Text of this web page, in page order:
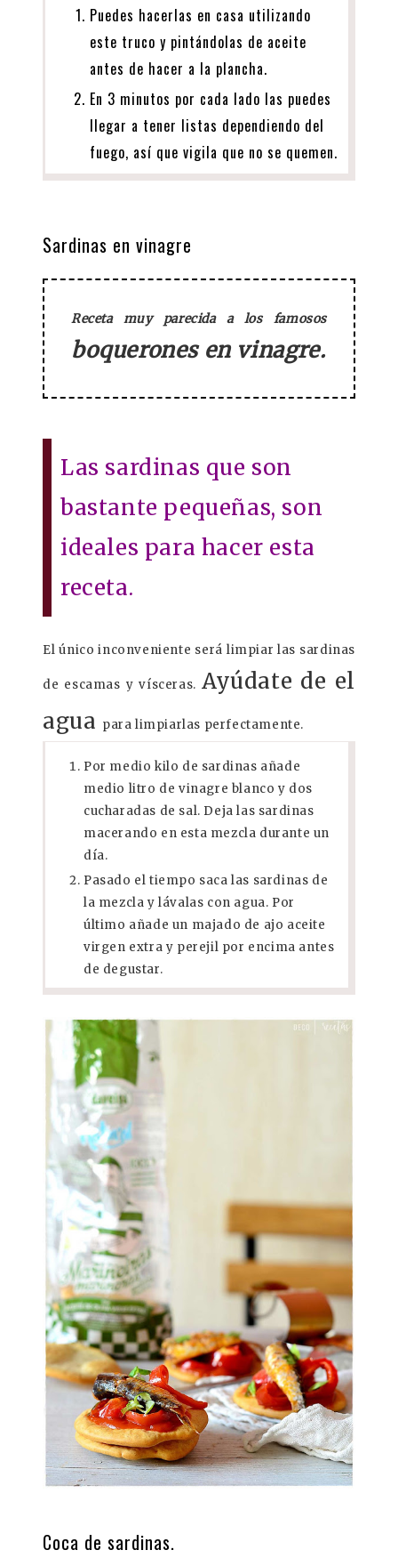
Puedes hacerlas en casa utilizando
este truco y pintándolas de aceite
antes de hacer a la plancha.
En 3 minutos por cada lado las puedes
llegar a tener listas dependiendo del
fuego, así que vigila que no se quemen.
Sardinas en vinagre
Receta muy parecida a los famosos
boquerones en vinagre.
Las sardinas que son
bastante pequeñas, son
ideales para hacer esta
receta.
El único inconveniente será limpiar las sardinas
de escamas y vísceras.Ayúdate de el
agua para limpiarlas perfectamente.
Por medio kilo de sardinas añade
medio litro de vinagre blanco y dos
cucharadas de sal. Deja las sardinas
macerando en esta mezcla durante un
día.
Pasado el tiempo saca las sardinas de
la mezcla y lávalas con agua. Por
último añade un majado de ajo aceite
virgen extra y perejil por encima antes
de degustar.
Coca de sardinas.